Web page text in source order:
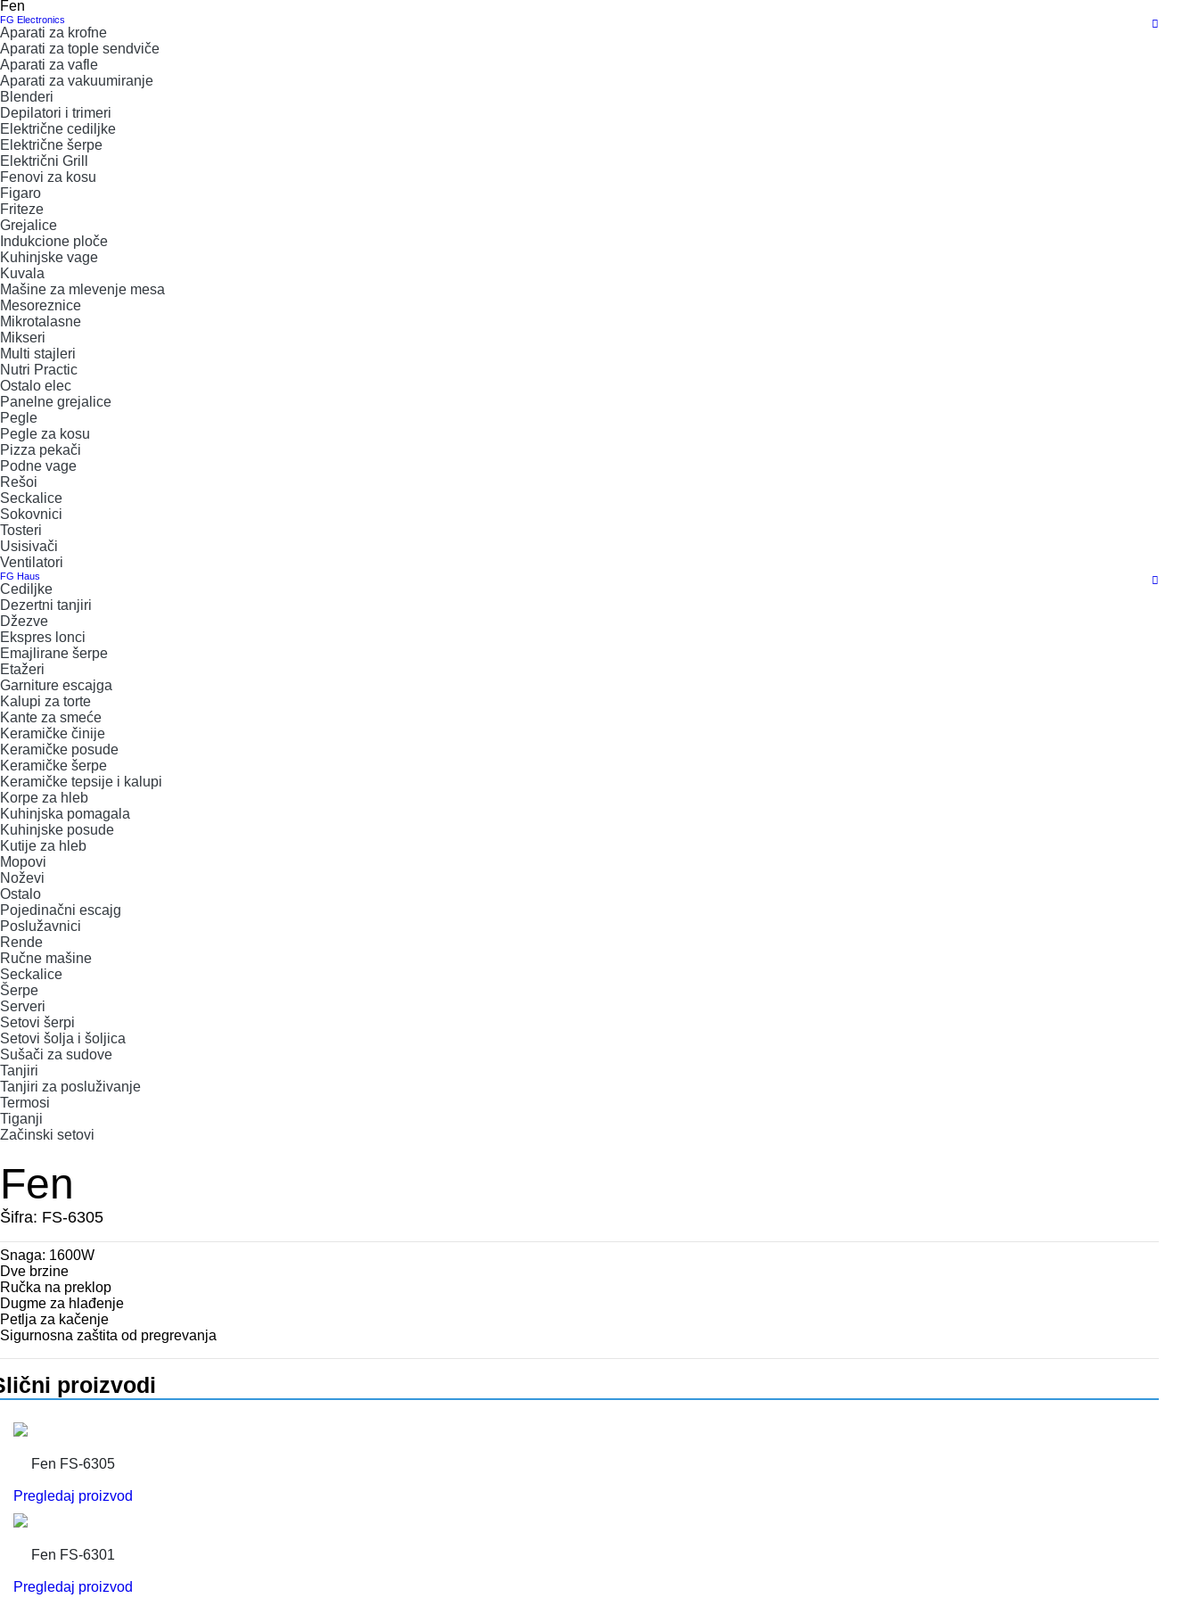
O NAMA
FG ELECTRONICS
APARATI ZA KROFNE
APARATI ZA TOPLE SENDVIČE
APARATI ZA VAFLE
APARATI ZA VAKUUMIRANJE
BLENDERI
DEPILATORI I TRIMERI
ELEKTRIČNE CEDILJKE
ELEKTRIČNE ŠERPE
ELEKTRIČNI GRILL
FENOVI ZA KOSU
FIGARO
FRITEZE
GREJALICE
INDUKCIONE PLOČE
KUHINJSKE VAGE
KUVALA
MAŠINE ZA MLEVENJE MESA
MESOREZNICE
MIKROTALASNE
MIKSERI
MULTI STAJLERI
NUTRI PRACTIC
OSTALO ELEC
PEGLE
PEGLE ZA KOSU
PIZZA PEKAČI
PODNE VAGE
REŠOI
SECKALICE
SOKOVNICI
TOSTERI
USISIVAČI
FG HAUS
CEDILJKE
DEZERTNI TANJIRI
DŽEZVE
EKSPRES LONCI
EMAJLIRANE ŠERPE
ETAŽERI
GARNITURE ESCAJGA
KALUPI ZA TORTE
KANTE ZA SMEĆE
KERAMIČKE ČINIJE
KERAMIČKE POSUDE
KERAMIČKE ŠERPE
KERAMIČKE TEPSIJE I KALUPI
KORPE ZA HLEB
KUHINJSKA POMAGALA
KUHINJSKE POSUDE
KUTIJE ZA HLEB
MOPOVI
NOŽEVI
OSTALO
POJEDINAČNI ESCAJG
POSLUŽAVNICI
RUČNE MAŠINE
SECKALICE
ŠERPE
SERVERI
SETOVI ŠERPI
SETOVI ŠOLJA I ŠOLJICA
SUŠAČI ZA SUDOVE
TANJIRI
TANJIRI ZA POSLUŽIVANJE
KONTAKT
+389 78 478 027
Fen
FG Electronics
Aparati za krofne
Aparati za tople sendviče
Aparati za vafle
Aparati za vakuumiranje
Blenderi
Depilatori i trimeri
Električne cediljke
Električne šerpe
Električni Grill
Fenovi za kosu
Figaro
Friteze
Grejalice
Indukcione ploče
Kuhinjske vage
Kuvala
Mašine za mlevenje mesa
Mesoreznice
Mikrotalasne
Mikseri
Multi stajleri
Nutri Practic
Ostalo elec
Panelne grejalice
Pegle
Pegle za kosu
Pizza pekači
Podne vage
Rešoi
Seckalice
Sokovnici
Tosteri
Usisivači
Ventilatori
FG Haus
Cediljke
Dezertni tanjiri
Džezve
Ekspres lonci
Emajlirane šerpe
Etažeri
Garniture escajga
Kalupi za torte
Kante za smeće
Keramičke činije
Keramičke posude
Keramičke šerpe
Keramičke tepsije i kalupi
Korpe za hleb
Kuhinjska pomagala
Kuhinjske posude
Kutije za hleb
Mopovi
Noževi
Ostalo
Pojedinačni escajg
Poslužavnici
Rende
Ručne mašine
Seckalice
Šerpe
Serveri
Setovi šerpi
Setovi šolja i šoljica
Sušači za sudove
Tanjiri
Tanjiri za posluživanje
Termosi
Tiganji
Začinski setovi
Fen
Šifra: FS-6305
Snaga: 1600W
Dve brzine
Ručka na preklop
Dugme za hlađenje
Petlja za kačenje
Sigurnosna zaštita od pregrevanja
proizvodi
Fen FS-6305
Pregledaj proizvod
Fen FS-6301
Pregledaj proizvod